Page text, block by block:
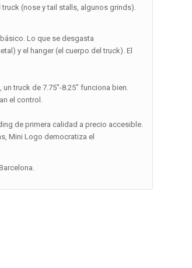
(nose y tail stalls, algunos grinds).
Lo que se desgasta
y el hanger (el cuerpo del truck). El
truck de 7.75″-8.25″ funciona bien.
el control.
de primera calidad a precio accesible.
Mini Logo democratiza el